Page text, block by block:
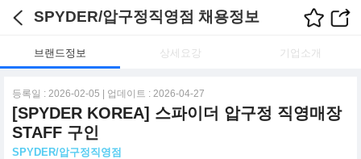
SPYDER/압구정직영점 채용정보
브랜드정보 상세요강 기업소개
등록일 : 2026-02-05 | 업데이트 : 2026-04-27
[SPYDER KOREA] 스파이더 압구정 직영매장
STAFF 구인
SPYDER/압구정직영점